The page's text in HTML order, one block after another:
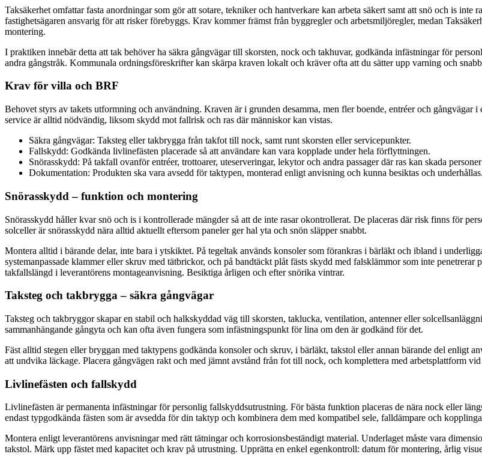
Taksäkerhet omfattar fasta anordningar som gör att sotare, tekniker och hantverkare kan arbeta säkert samt att snö och is inte
fastighetsägaren ansvarig för att risker förebyggs. Krav kommer främst från byggregler och arbetsmiljöregler, medan
montering.
I praktiken innebär detta att tak behöver ha säkra gångvägar till skorsten, nock och takhuvar, godkända infästningar för
andra gångstråk. Kommunala ordningsföreskrifter kan skärpa kraven lokalt och kräver ofta att du sätter upp varning och
Krav för villa och BRF
Behovet styrs av takets utformning och användning. Kraven är i grunden desamma, men fler boende, entréer och
service är alltid nödvändig, liksom skydd mot fallrisk och ras där människor kan vistas.
Säkra gångvägar: Taksteg eller takbrygga från takfot till nock, samt runt skorsten eller servicepunkter.
Fallskydd: Godkända livlinefästen placerade så att användare kan vara kopplade under hela förflyttningen.
Snörasskydd: På takfall ovanför entréer, trottoarer, uteserveringar, lekytor och andra passager där ras kan skada
Dokumentation: Produkten ska vara avsedd för taktypen, monterad enligt anvisning och kunna besiktas och underhållas.
Snörasskydd – funktion och montering
Snörasskydd håller kvar snö och is i kontrollerade mängder så att de inte rasar okontrollerat. De placeras där risk finns för
solceller är snörasskydd nära alltid aktuellt eftersom paneler ger hal yta och snön släpper snabbt.
Montera alltid i bärande delar, inte bara i ytskiktet. På tegeltak används konsoler som förankras i bärläkt och ibland i
systemanpassade klammer eller skruv med tätbrickor, och på bandtäckt plåt fästs skydd med falsklämmor som inte
takfallslängd i leverantörens montageanvisning. Besiktiga årligen och efter snörika vintrar.
Taksteg och takbrygga – säkra gångvägar
Taksteg och takbryggor skapar en stabil och halkskyddad väg till skorsten, taklucka, ventilation, antenner eller
sammanhängande gångyta och kan ofta även fungera som infästningspunkt för lina om den är godkänd för det.
Fäst alltid stegen eller bryggan med taktypens godkända konsoler och skruv, i bärläkt, takstol eller annan bärande del enligt
att undvika läckage. Placera gångvägen rakt och med jämnt avstånd från fot till nock, och komplettera med arbetsplattform
Livlinefästen och fallskydd
Livlinefästen är permanenta infästningar för personlig fallskyddsutrustning. För bästa funktion placeras de nära nock eller
endast typgodkända fästen som är avsedda för din taktyp och kombinera dem med kompatibel sele, falldämpare och
Montera enligt leverantörens anvisningar med rätt tätningar och korrosionsbeständigt material. Underlaget måste vara
takstol. Märk upp fästet med kapacitet och krav på utrustning. Upprätta en enkel egenkontroll: datum för montering, årlig